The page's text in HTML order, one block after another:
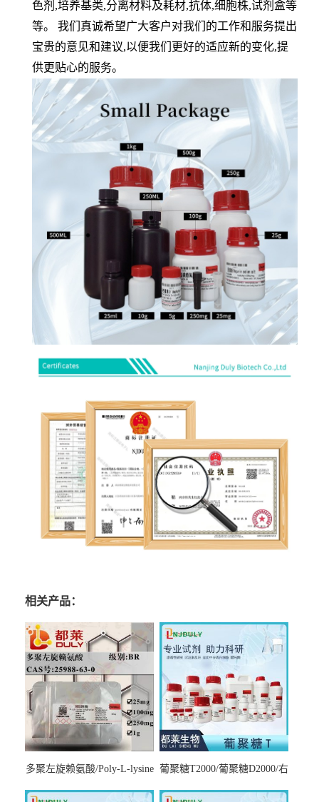
色剂,培养基类,分离材料及耗材,抗体,细胞株,试剂盒等
等。 我们真诚希望广大客户对我们的工作和服务提出
宝贵的意见和建议,以便我们更好的适应新的变化,提
供更贴心的服务。
相关产品：
多聚左旋赖氨酸/Poly-L-lysine 葡聚糖T2000/葡聚糖D2000/右